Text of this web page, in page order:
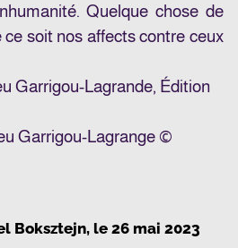
Quelque chose de
ce soit nos affects contre ceux
Garrigou-Lagrande, Édition
Garrigou-Lagrange ©
Boksztejn, le 26 mai 2023